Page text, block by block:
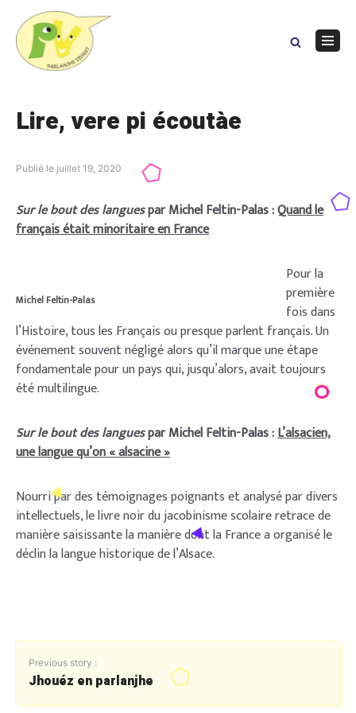
content
Lire, vere pi écoutàe
Publié le juillet 19, 2020
Sur le bout des languespar Michel Feltin-Palas :Quand le
français était minoritaire en France
Michel Feltin-Palas
Pour la
première
fois dans
l’Histoire, tous les Français ou presque parlent français. Un
événement souvent négligé alors qu’il marque une étape
fondamentale pour un pays qui, jusqu’alors, avait toujours
été multilingue.
Sur le bout des languespar Michel Feltin-Palas :L’alsacien,
une langue qu’on « alsacine »
Nourri par des témoignages poignants et analysé par divers
intellectuels, le livre noir du jacobinisme scolaire retrace de
manière saisissante la manière dont la France a organisé le
déclin la langue historique de l’Alsace.
Previous story :
Jhouéz en parlanjhe